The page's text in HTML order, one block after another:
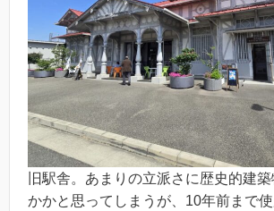
旧駅舎。あまりの立派さに歴史的建
かかと思ってしまうが、10年前まで